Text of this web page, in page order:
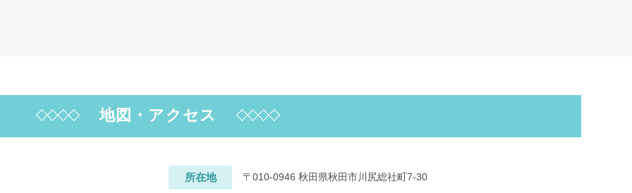
地図・アクセス
所在地 〒010-0946 秋田県秋田市川尻総社町7-30